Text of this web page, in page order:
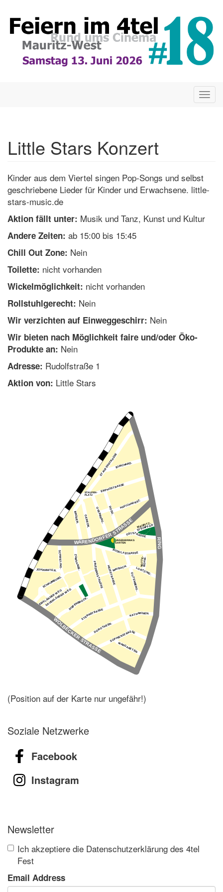
zum
Inhalt
Little Stars Konzert
Kinder aus dem Viertel singen Pop-Songs und selbst
geschriebene Lieder für Kinder und Erwachsene. little-
stars-music.de
Aktion fällt unter: Musik und Tanz, Kunst und Kultur
Andere Zeiten: ab 15:00 bis 15:45
Chill Out Zone: Nein
Toilette: nicht vorhanden
Wickelmöglichkeit: nicht vorhanden
Rollstuhlgerecht: Nein
Wir verzichten auf Einweggeschirr: Nein
Wir bieten nach Möglichkeit faire und/oder Öko-
Produkte an: Nein
Adresse: Rudolfstraße 1
Aktion von: Little Stars
(Position auf der Karte nur ungefähr!)
Soziale Netzwerke
Facebook
Instagram
Newsletter
Ich akzeptiere die Datenschutzerklärung des 4tel
Fest
Email Address